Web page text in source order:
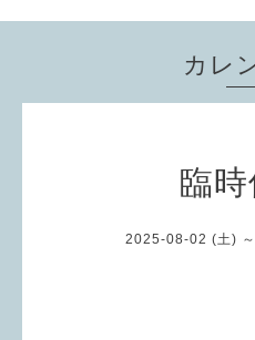
カレ
臨
2025-08-02 (土)